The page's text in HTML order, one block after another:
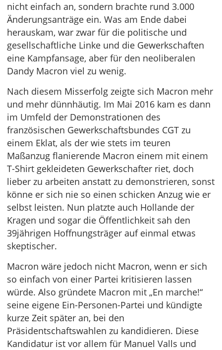
nicht einfach an, sondern brachte rund 3.000
Änderungsanträge ein. Was am Ende dabei
herauskam, war zwar für die politische und
gesellschaftliche Linke und die Gewerkschaften
eine Kampfansage, aber für den neoliberalen
Dandy Macron viel zu wenig.
Nach diesem Misserfolg zeigte sich Macron mehr
und mehr dünnhäutig. Im Mai 2016 kam es dann
im Umfeld der Demonstrationen des
französischen Gewerkschaftsbundes CGT zu
einem Eklat, als der wie stets im teuren
Maßanzug flanierende Macron einem mit einem
T-Shirt gekleideten Gewerkschafter riet, doch
lieber zu arbeiten anstatt zu demonstrieren, sonst
könne er sich nie so einen schicken Anzug wie er
selbst leisten. Nun platzte auch Hollande der
Kragen und sogar die Öffentlichkeit sah den
39jährigen Hoffnungsträger auf einmal etwas
skeptischer.
Macron wäre jedoch nicht Macron, wenn er sich
so einfach von einer Partei kritisieren lassen
würde. Also gründete Macron mit „En marche!“
seine eigene Ein-Personen-Partei und kündigte
kurze Zeit später an, bei den
Präsidentschaftswahlen zu kandidieren. Diese
Kandidatur ist vor allem für Manuel Valls und